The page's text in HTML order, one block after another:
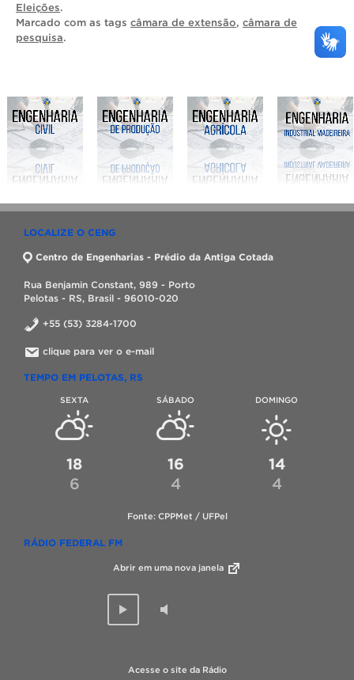
Eleições.
Marcado com as tags câmara de extensão, câmara de
pesquisa.
LOCALIZE O CENG
Centro de Engenharias - Prédio da Antiga Cotada
Rua Benjamin Constant, 989 - Porto
Pelotas - RS, Brasil - 96010-020
+55 (53) 3284-1700
clique para ver o e-mail
TEMPO EM PELOTAS, RS
SEXTA
18
6
SÁBADO
16
4
DOMINGO
14
4
Fonte: CPPMet / UFPel
RÁDIO FEDERAL FM
Abrir em uma nova janela
Acesse o site da Rádio